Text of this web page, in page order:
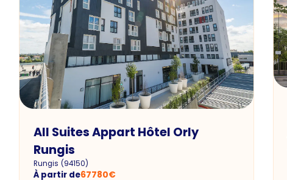
All Suites Appart Hôtel Orly
Rungis
Rungis (94150)
À partir de67780€